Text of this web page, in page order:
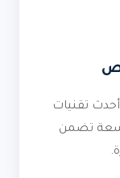
تقنيات
تضمن